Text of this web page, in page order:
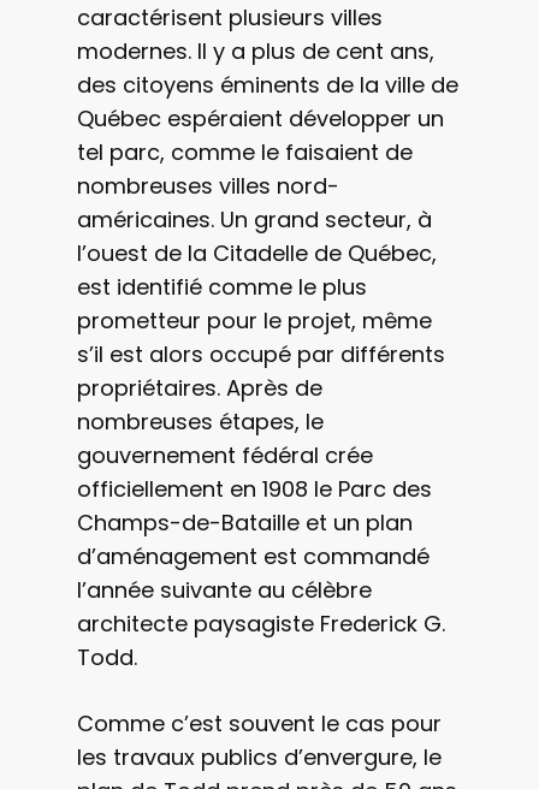
caractérisent plusieurs villes
modernes. Il y a plus de cent ans,
des citoyens éminents de la ville de
Québec espéraient développer un
tel parc, comme le faisaient de
nombreuses villes nord-
américaines. Un grand secteur, à
l’ouest de la Citadelle de Québec,
est identifié comme le plus
prometteur pour le projet, même
s’il est alors occupé par différents
propriétaires. Après de
nombreuses étapes, le
gouvernement fédéral crée
officiellement en 1908 le Parc des
Champs-de-Bataille et un plan
d’aménagement est commandé
l’année suivante au célèbre
architecte paysagiste Frederick G.
Todd.
Comme c’est souvent le cas pour
les travaux publics d’envergure, le